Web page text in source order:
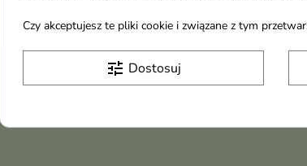
Otrzymuj informację o
Czy akceptujesz te pliki cookie i związane z tym
tune Dostosuj